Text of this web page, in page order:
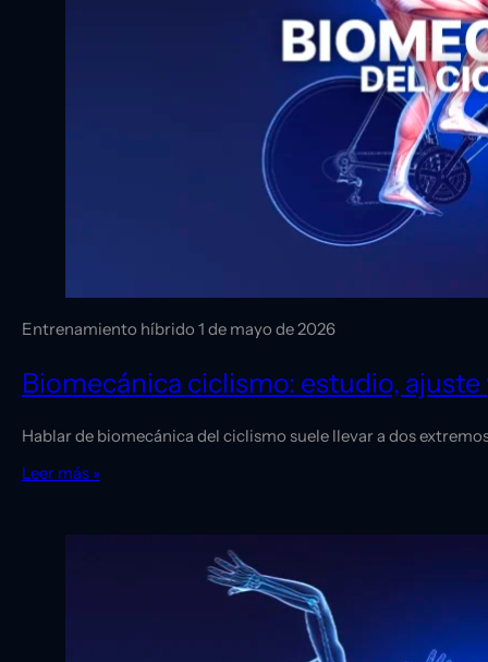
Entrenamiento híbrido 1 de mayo de 2026
Biomecánica ciclismo: estudio,
Hablar de biomecánica del ciclismo suele llevar a dos
Leer más »